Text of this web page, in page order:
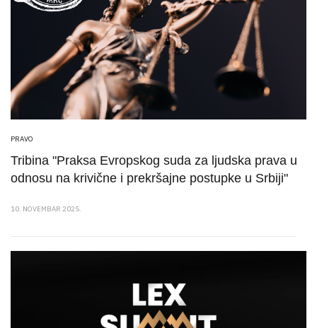
PRAVO
Tribina "Praksa Evropskog suda za ljudska prava u
odnosu na krivične i prekršajne postupke u Srbiji"
10. NOVEMBAR 2025.